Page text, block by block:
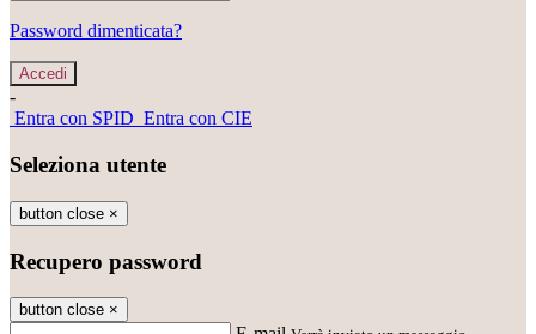
Password dimenticata?
-
Entra con SPID Entra con CIE
Seleziona utente
button close ×
Recupero password
button close ×